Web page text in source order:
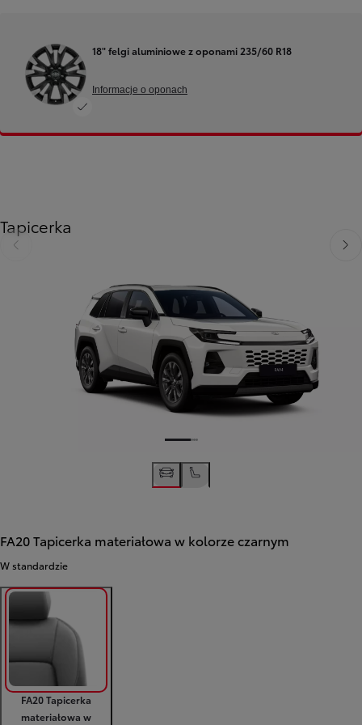
18" felgi aluminiowe z oponami 235/60 R18
Informacje o oponach
Tapicerka
Poprzedni
FA20 Tapicerka materiałowa w kolorze czarnym
W standardzie
FA20 Tapicerka
materiałowa w